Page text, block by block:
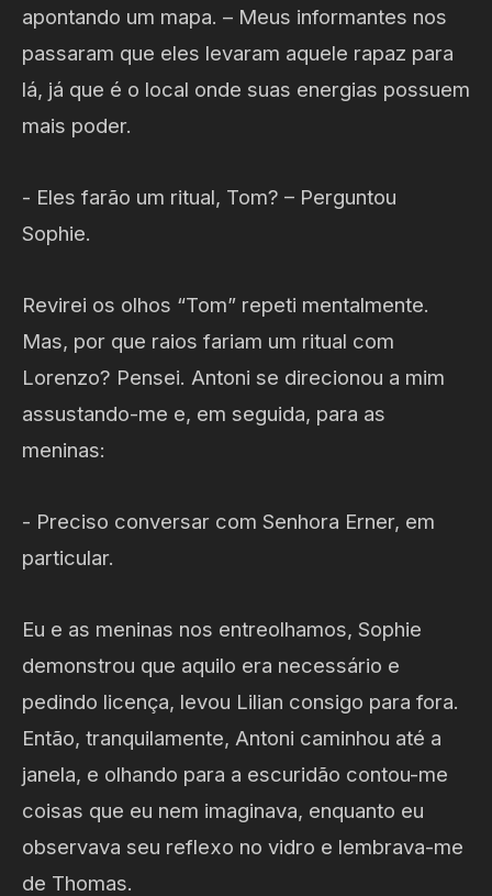
apontando um mapa. – Meus informantes nos
passaram que eles levaram aquele rapaz para
lá, já que é o local onde suas energias possuem
mais poder.
- Eles farão um ritual, Tom? – Perguntou
Sophie.
Revirei os olhos “Tom” repeti mentalmente.
Mas, por que raios fariam um ritual com
Lorenzo? Pensei. Antoni se direcionou a mim
assustando-me e, em seguida, para as
meninas:
- Preciso conversar com Senhora Erner, em
particular.
Eu e as meninas nos entreolhamos, Sophie
demonstrou que aquilo era necessário e
pedindo licença, levou Lilian consigo para fora.
Então, tranquilamente, Antoni caminhou até a
janela, e olhando para a escuridão contou-me
coisas que eu nem imaginava, enquanto eu
observava seu reflexo no vidro e lembrava-me
de Thomas.